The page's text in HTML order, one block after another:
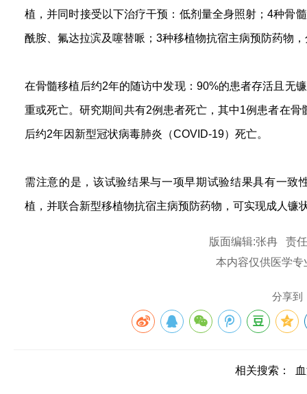
植，并同时接受以下治疗干预：低剂量全身照射；4种骨
酰胺、氟达拉滨及噻替哌；3种移植物抗宿主病预防药物
在骨髓移植后约2年的随访中发现：90%的患者存活且无
重或死亡。研究期间共有2例患者死亡，其中1例患者在
后约2年因新型冠状病毒肺炎（COVID-19）死亡。
需注意的是，该试验结果与一项早期试验结果具有一致
植，并联合新型移植物抗宿主病预防药物，可实现成人镰
版面编辑:张冉 责
本内容仅供医学专
分享到
相关搜索：